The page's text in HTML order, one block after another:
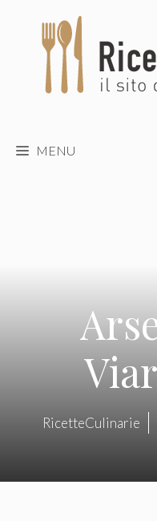
contenuto
MENU
RicetteCulinarie